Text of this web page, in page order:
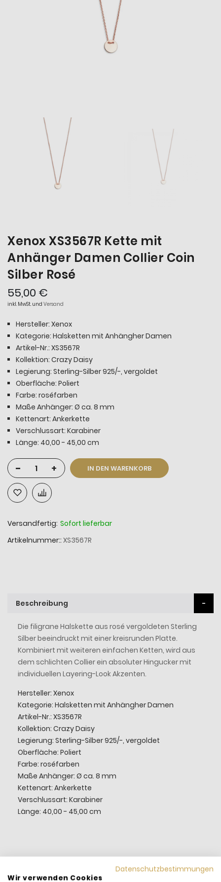
Xenox XS3567R Kette mit
Anhänger Damen Collier Coin
Silber Rosé
55,00 €
inkl. MwSt. und Versand
Hersteller: Xenox
Kategorie: Halsketten mit Anhängher Damen
Artikel-Nr.: XS3567R
Kollektion: Crazy Daisy
Legierung: Sterling-Silber 925/-, vergoldet
Oberfläche: Poliert
Farbe: roséfarben
Maße Anhänger: Ø ca. 8 mm
Kettenart: Ankerkette
Verschlussart: Karabiner
Länge: 40,00 - 45,00 cm
- + IN DEN WARENKORB
Versandfertig: Sofort lieferbar
Artikelnummer: XS3567R
Beschreibung
Die filigrane Halskette aus rosé vergoldeten Sterling
Silber beeindruckt mit einer kreisrunden Platte.
Kombiniert mit weiteren einfachen Ketten, wird aus
dem schlichten Collier ein absoluter Hingucker mit
individuellen Layering-Look Akzenten.
Hersteller: Xenox
Kategorie: Halsketten mit Anhängher Damen
Artikel-Nr.: XS3567R
Kollektion: Crazy Daisy
Legierung: Sterling-Silber 925/-, vergoldet
Oberfläche: Poliert
Farbe: roséfarben
Maße Anhänger: Ø ca. 8 mm
Kettenart: Ankerkette
Verschlussart: Karabiner
Länge: 40,00 - 45,00 cm
Datenschutzbestimmungen
Wir verwenden Cookies